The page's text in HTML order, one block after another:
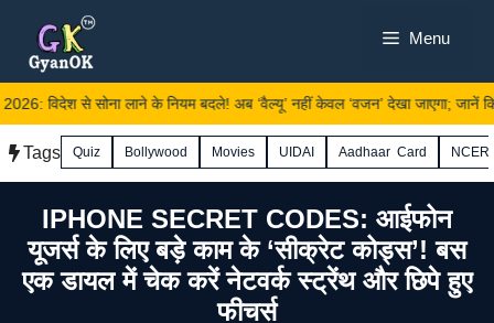
content
Menu
विदेश से सोना लाने के नियम बदले! अब ‘वैल्यू’ नहीं केवल ‘वजन’ देखा जाएगा; जानें
Tags Quiz Bollywood Movies UIDAI Aadhaar Card
IPHONE SECRET CODES: आईफोन
यूजर्स के लिए बड़े काम के ‘सीक्रेट कोड्स’! बस
एक डायल में चेक करें नेटवर्क स्ट्रेंथ और छिपे हुए
फीचर्स